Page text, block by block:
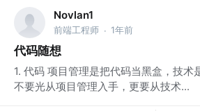
Novlan1
前端工程师 · 1年前
代码随想
1. 代码 项目管理是把代码当黑盒，技术
不要光从项目管理入手，更要从技术...